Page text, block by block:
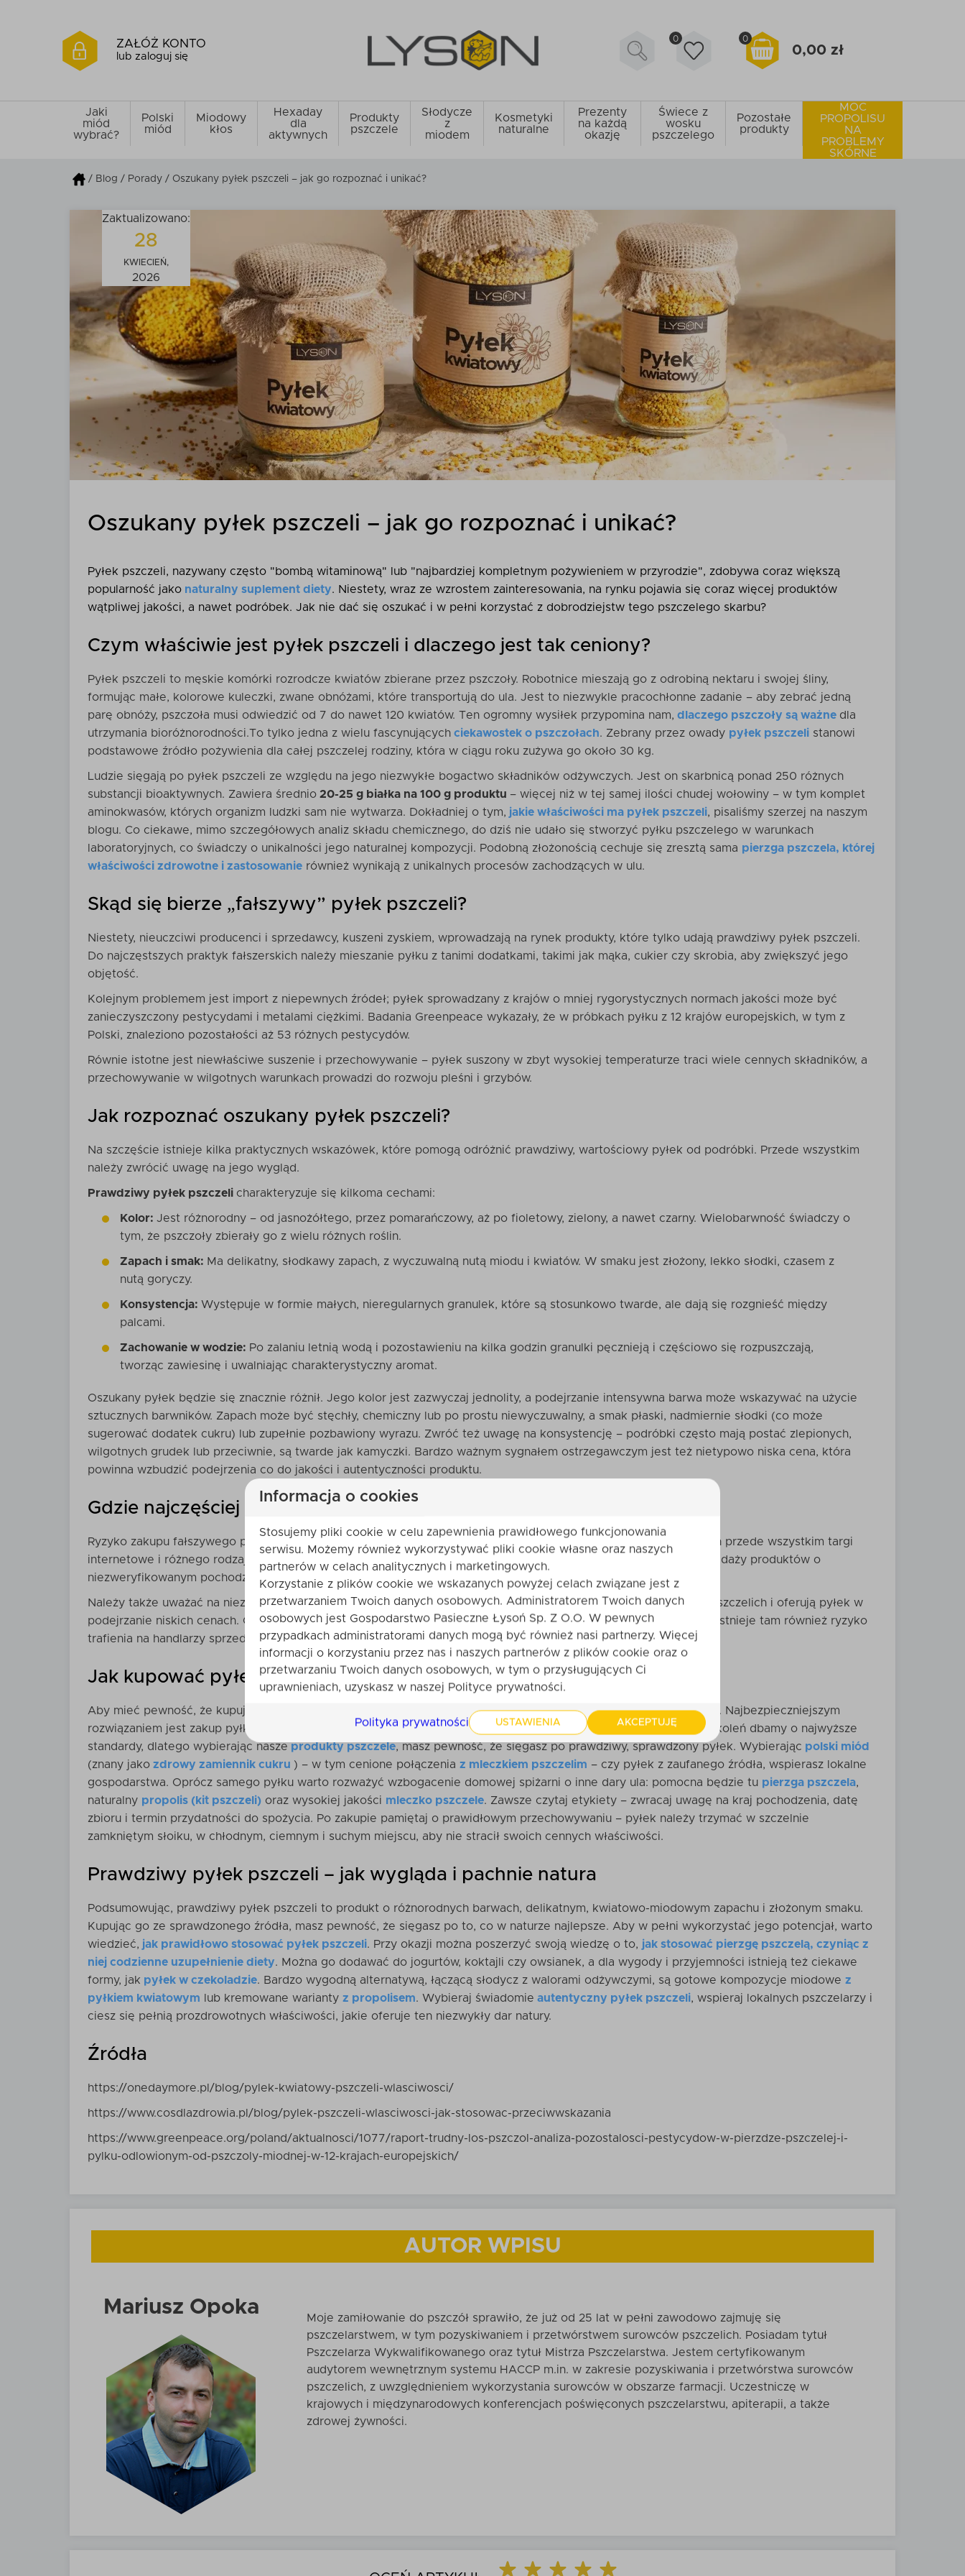
ZAŁÓŻ KONTO
lub zaloguj się
0 0
0,00 zł
Jaki
miód
wybrać?
Polski
miód
Miodowy
kłos
Hexaday
dla
aktywnych
Produkty
pszczele
Słodycze
z
miodem
Kosmetyki
naturalne
Prezenty
na każdą
okazję
Świece z
wosku
pszczelego
Pozostałe
produkty
MOC
PROPOLISU
NA
PROBLEMY
SKÓRNE
/ Blog / Porady / Oszukany pyłek pszczeli – jak go rozpoznać i unikać?
Zaktualizowano:
28
KWIECIEŃ,
2026
Oszukany pyłek pszczeli – jak go rozpoznać i unikać?
Pyłek pszczeli, nazywany często "bombą witaminową" lub "najbardziej kompletnym pożywieniem w przyrodzie", zdobywa coraz większą
popularność jako naturalny suplement diety. Niestety, wraz ze wzrostem zainteresowania, na rynku pojawia się coraz więcej produktów
wątpliwej jakości, a nawet podróbek. Jak nie dać się oszukać i w pełni korzystać z dobrodziejstw tego pszczelego skarbu?
Czym właściwie jest pyłek pszczeli i dlaczego jest tak ceniony?
Pyłek pszczeli to męskie komórki rozrodcze kwiatów zbierane przez pszczoły. Robotnice mieszają go z odrobiną nektaru i swojej śliny,
formując małe, kolorowe kuleczki, zwane obnóżami, które transportują do ula. Jest to niezwykle pracochłonne zadanie – aby zebrać jedną
parę obnóży, pszczoła musi odwiedzić od 7 do nawet 120 kwiatów. Ten ogromny wysiłek przypomina nam, dlaczego pszczoły są ważne dla
utrzymania bioróżnorodności.To tylko jedna z wielu fascynujących ciekawostek o pszczołach. Zebrany przez owady pyłek pszczeli stanowi
podstawowe źródło pożywienia dla całej pszczelej rodziny, która w ciągu roku zużywa go około 30 kg.
Ludzie sięgają po pyłek pszczeli ze względu na jego niezwykłe bogactwo składników odżywczych. Jest on skarbnicą ponad 250 różnych
substancji bioaktywnych. Zawiera średnio 20-25 g białka na 100 g produktu – więcej niż w tej samej ilości chudej wołowiny – w tym komplet
aminokwasów, których organizm ludzki sam nie wytwarza. Dokładniej o tym, jakie właściwości ma pyłek pszczeli, pisaliśmy szerzej na naszym
blogu. Co ciekawe, mimo szczegółowych analiz składu chemicznego, do dziś nie udało się stworzyć pyłku pszczelego w warunkach
laboratoryjnych, co świadczy o unikalności jego naturalnej kompozycji. Podobną złożonością cechuje się zresztą sama pierzga pszczela, której
właściwości zdrowotne i zastosowanie również wynikają z unikalnych procesów zachodzących w ulu.
Skąd się bierze „fałszywy” pyłek pszczeli?
Niestety, nieuczciwi producenci i sprzedawcy, kuszeni zyskiem, wprowadzają na rynek produkty, które tylko udają prawdziwy pyłek pszczeli.
Do najczęstszych praktyk fałszerskich należy mieszanie pyłku z tanimi dodatkami, takimi jak mąka, cukier czy skrobia, aby zwiększyć jego
objętość.
Kolejnym problemem jest import z niepewnych źródeł; pyłek sprowadzany z krajów o mniej rygorystycznych normach jakości może być
zanieczyszczony pestycydami i metalami ciężkimi. Badania Greenpeace wykazały, że w próbkach pyłku z 12 krajów europejskich, w tym z
Polski, znaleziono pozostałości aż 53 różnych pestycydów.
Równie istotne jest niewłaściwe suszenie i przechowywanie – pyłek suszony w zbyt wysokiej temperaturze traci wiele cennych składników, a
przechowywanie w wilgotnych warunkach prowadzi do rozwoju pleśni i grzybów.
Jak rozpoznać oszukany pyłek pszczeli?
Na szczęście istnieje kilka praktycznych wskazówek, które pomogą odróżnić prawdziwy, wartościowy pyłek od podróbki. Przede wszystkim
należy zwrócić uwagę na jego wygląd.
Prawdziwy pyłek pszczeli charakteryzuje się kilkoma cechami:
Kolor: Jest różnorodny – od jasnożółtego, przez pomarańczowy, aż po fioletowy, zielony, a nawet czarny. Wielobarwność świadczy o
tym, że pszczoły zbierały go z wielu różnych roślin.
Zapach i smak: Ma delikatny, słodkawy zapach, z wyczuwalną nutą miodu i kwiatów. W smaku jest złożony, lekko słodki, czasem z
nutą goryczy.
Konsystencja: Występuje w formie małych, nieregularnych granulek, które są stosunkowo twarde, ale dają się rozgnieść między
palcami.
Zachowanie w wodzie: Po zalaniu letnią wodą i pozostawieniu na kilka godzin granulki pęcznieją i częściowo się rozpuszczają,
tworząc zawiesinę i uwalniając charakterystyczny aromat.
Oszukany pyłek będzie się znacznie różnił. Jego kolor jest zazwyczaj jednolity, a podejrzanie intensywna barwa może wskazywać na użycie
sztucznych barwników. Zapach może być stęchły, chemiczny lub po prostu niewyczuwalny, a smak płaski, nadmiernie słodki (co może
sugerować dodatek cukru) lub zupełnie pozbawiony wyrazu. Zwróć też uwagę na konsystencję – podróbki często mają postać zlepionych,
wilgotnych grudek lub przeciwnie, są twarde jak kamyczki. Bardzo ważnym sygnałem ostrzegawczym jest też nietypowo niska cena, która
powinna wzbudzić podejrzenia co do jakości i autentyczności produktu.
Gdzie najczęściej można się natknąć na podróbki?
Ryzyko zakupu fałszywego pyłku jest większe w miejscach, gdzie kontrola jakości jest ograniczona. Należą do nich przede wszystkim targi
internetowe i różnego rodzaju marketplace'y, gdzie anonimowość sprzedawców i duża konkurencja sprzyjają sprzedaży produktów o
niezweryfikowanym pochodzeniu.
Należy także uważać na niezweryfikowane sklepy online, szczególnie te, które nie specjalizują się w produktach pszczelich i oferują pyłek w
podejrzanie niskich cenach. Chociaż na bazarach i targowiskach można spotkać lokalnych, uczciwych pszczelarzy, istnieje tam również ryzyko
trafienia na handlarzy sprzedających produkt niewiadomego pochodzenia.
Jak kupować pyłek pszczeli bez ryzyka?
Aby mieć pewność, że kupujesz pełnowartościowy i bezpieczny produkt, najlepiej wybierać zaufanych dostawców. Najbezpieczniejszym
rozwiązaniem jest zakup pyłku bezpośrednio od pszczelarza lub w renomowanej pasiece. W Pasiece Łysoń od pokoleń dbamy o najwyższe
standardy, dlatego wybierając nasze produkty pszczele, masz pewność, że sięgasz po prawdziwy, sprawdzony pyłek. Wybierając polski miód
(znany jako zdrowy zamiennik cukru ) – w tym cenione połączenia z mleczkiem pszczelim – czy pyłek z zaufanego źródła, wspierasz lokalne
gospodarstwa. Oprócz samego pyłku warto rozważyć wzbogacenie domowej spiżarni o inne dary ula: pomocna będzie tu pierzga pszczela,
naturalny propolis (kit pszczeli) oraz wysokiej jakości mleczko pszczele. Zawsze czytaj etykiety – zwracaj uwagę na kraj pochodzenia, datę
zbioru i termin przydatności do spożycia. Po zakupie pamiętaj o prawidłowym przechowywaniu – pyłek należy trzymać w szczelnie
zamkniętym słoiku, w chłodnym, ciemnym i suchym miejscu, aby nie stracił swoich cennych właściwości.
Prawdziwy pyłek pszczeli – jak wygląda i pachnie natura
Podsumowując, prawdziwy pyłek pszczeli to produkt o różnorodnych barwach, delikatnym, kwiatowo-miodowym zapachu i złożonym smaku.
Kupując go ze sprawdzonego źródła, masz pewność, że sięgasz po to, co w naturze najlepsze. Aby w pełni wykorzystać jego potencjał, warto
wiedzieć, jak prawidłowo stosować pyłek pszczeli. Przy okazji można poszerzyć swoją wiedzę o to, jak stosować pierzgę pszczelą, czyniąc z
niej codzienne uzupełnienie diety. Można go dodawać do jogurtów, koktajli czy owsianek, a dla wygody i przyjemności istnieją też ciekawe
formy, jak pyłek w czekoladzie. Bardzo wygodną alternatywą, łączącą słodycz z walorami odżywczymi, są gotowe kompozycje miodowe z
pyłkiem kwiatowym lub kremowane warianty z propolisem. Wybieraj świadomie autentyczny pyłek pszczeli, wspieraj lokalnych pszczelarzy i
ciesz się pełnią prozdrowotnych właściwości, jakie oferuje ten niezwykły dar natury.
Źródła
https://onedaymore.pl/blog/pylek-kwiatowy-pszczeli-wlasciwosci/
https://www.cosdlazdrowia.pl/blog/pylek-pszczeli-wlasciwosci-jak-stosowac-przeciwwskazania
https://www.greenpeace.org/poland/aktualnosci/1077/raport-trudny-los-pszczol-analiza-pozostalosci-pestycydow-w-pierzdze-pszczelej-i-
pylku-odlowionym-od-pszczoly-miodnej-w-12-krajach-europejskich/
AUTOR WPISU
Mariusz Opoka
Moje zamiłowanie do pszczół sprawiło, że już od 25 lat w pełni zawodowo zajmuję się
pszczelarstwem, w tym pozyskiwaniem i przetwórstwem surowców pszczelich. Posiadam tytuł
Pszczelarza Wykwalifikowanego oraz tytuł Mistrza Pszczelarstwa. Jestem certyfikowanym
audytorem wewnętrznym systemu HACCP m.in. w zakresie pozyskiwania i przetwórstwa surowców
pszczelich, z uwzględnieniem wykorzystania surowców w obszarze farmacji. Uczestniczę w
krajowych i międzynarodowych konferencjach poświęconych pszczelarstwu, apiterapii, a także
zdrowej żywności.
Informacja o cookies
Stosujemy pliki cookie w celu zapewnienia prawidłowego funkcjonowania
serwisu. Możemy również wykorzystywać pliki cookie własne oraz naszych
partnerów w celach analitycznych i marketingowych.
Korzystanie z plików cookie we wskazanych powyżej celach związane jest z
przetwarzaniem Twoich danych osobowych. Administratorem Twoich danych
osobowych jest Gospodarstwo Pasieczne Łysoń Sp. Z O.O. W pewnych
przypadkach administratorami danych mogą być również nasi partnerzy. Więcej
informacji o korzystaniu przez nas i naszych partnerów z plików cookie oraz o
przetwarzaniu Twoich danych osobowych, w tym o przysługujących Ci
uprawnieniach, uzyskasz w naszej Polityce prywatności.
Polityka prywatności USTAWIENIA AKCEPTUJĘ